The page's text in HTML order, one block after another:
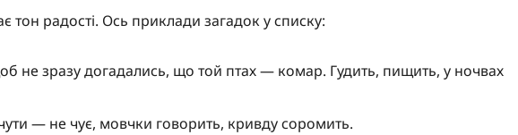
тон радості. Ось приклади загадок у списку:
не зразу догадались, що той птах — комар. Гудить, пищить, у ночвах
— не чує, мовчки говорить, кривду соромить.